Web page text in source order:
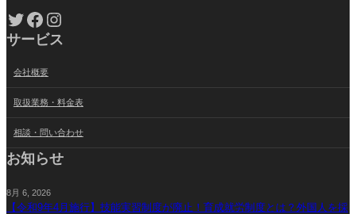
Twitter Facebook Instagram
サービス
会社概要
取扱業務・料金表
相談・問い合わせ
お知らせ
8月 6, 2026
【令和9年4月施行】技能実習制度が廃止！育成就労制度とは？外国人を採